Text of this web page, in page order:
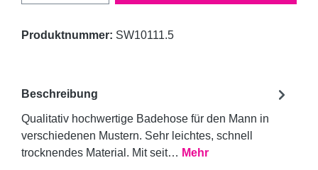
Produktnummer: SW10111.5
Beschreibung
Qualitativ hochwertige Badehose für den Mann in
verschiedenen Mustern. Sehr leichtes, schnell
trocknendes Material. Mit seit… Mehr